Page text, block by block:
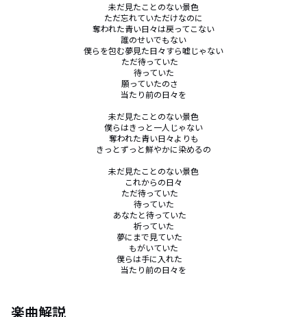
未だ見たことのない景色
ただ忘れていただけなのに
奪われた青い日々は戻ってこない
誰のせいでもない
僕らを包む夢見た日々すら嘘じゃない
ただ待っていた
待っていた
願っていたのさ
当たり前の日々を
未だ見たことのない景色
僕らはきっと一人じゃない
奪われた青い日々よりも
きっとずっと鮮やかに染めるの
未だ見たことのない景色
これからの日々
ただ待っていた
待っていた
あなたと待っていた
祈っていた
夢にまで見ていた
もがいていた
僕らは手に入れた
当たり前の日々を
楽曲解説